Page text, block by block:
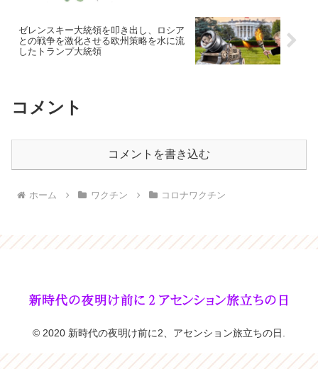
ゼレンスキー大統領を叩き出し、ロシア
との戦争を激化させる欧州策略を水に流
したトランプ大統領
コメント
コメントを書き込む
ホーム ワクチン コロナワクチン
© 2020 新時代の夜明け前に2、アセンション旅立ちの日.